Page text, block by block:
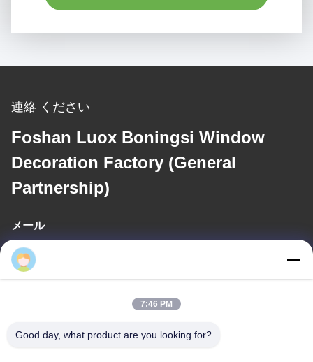
連絡 ください
Foshan Luox Boningsi Window
Decoration Factory (General
Partnership)
メール
アドレス
7:46 PM
Good day, what product are you looking for?